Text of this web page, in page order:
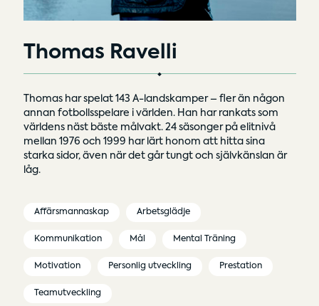
Thomas Ravelli
Thomas har spelat 143 A-landskamper – fler än någon
annan fotbollsspelare i världen. Han har rankats som
världens näst bäste målvakt. 24 säsonger på elitnivå
mellan 1976 och 1999 har lärt honom att hitta sina
starka sidor, även när det går tungt och självkänslan är
låg.
Affärsmannaskap Arbetsglädje
Kommunikation Mål Mental Träning
Motivation Personlig utveckling Prestation
Teamutveckling